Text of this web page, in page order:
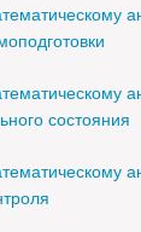
состояния